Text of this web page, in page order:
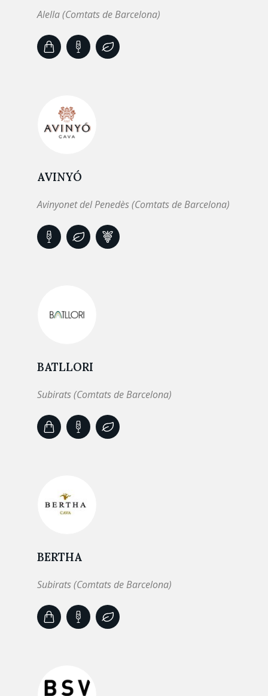
Alella (Comtats de Barcelona)
AVINYÓ
Avinyonet del Penedès (Comtats de Barcelona)
BATLLORI
Subirats (Comtats de Barcelona)
BERTHA
Subirats (Comtats de Barcelona)